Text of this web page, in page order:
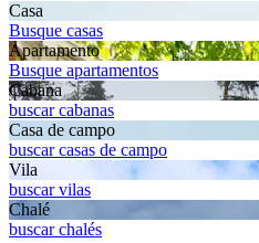
Casa
Busque casas
Apartamento
Busque apartamentos
Cabana
buscar cabanas
Casa de campo
buscar casas de campo
Vila
buscar vilas
Chalé
buscar chalés